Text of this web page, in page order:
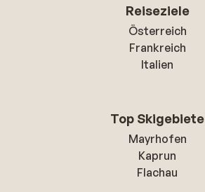
Reiseziele
Österreich
Frankreich
Italien
Top Skigebiete
Mayrhofen
Kaprun
Flachau